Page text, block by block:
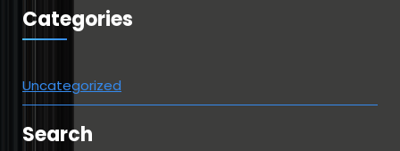
Categories
Uncategorized
Search